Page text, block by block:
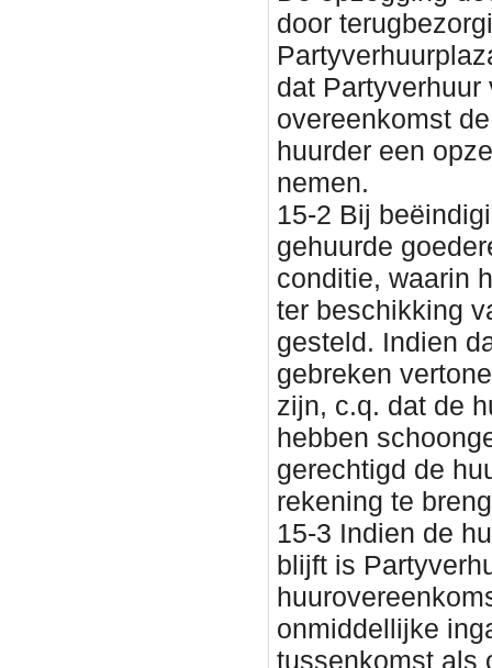
door
dat
overeenkomst
huurder een
nemen.
15-2 Bij
gehuurde
conditie, waarin
ter beschikking
gesteld. Indien
gebreken
zijn, c.q. dat de
hebben
gerechtigd de
rekening te
15-3 Indien de
blijft is
onmiddellijke
tussenkomst als